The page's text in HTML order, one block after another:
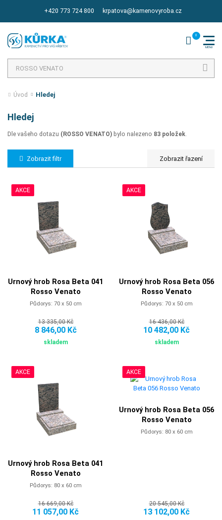
+420 773 724 800 krpatova@kamenovyroba.cz
Úvod Hledej
Hledej
Dle vašeho dotazu (ROSSO VENATO) bylo nalezeno 83 položek.
Zobrazit filtr
AKCE
Urnový hrob Rosa Beta 041
Rosso Venato
Půdorys: 70 x 50 cm
13 335,00 Kč
8 846,00 Kč
skladem
AKCE
Urnový hrob Rosa Beta 056
Rosso Venato
Půdorys: 70 x 50 cm
16 436,00 Kč
10 482,00 Kč
skladem
AKCE
Urnový hrob Rosa Beta 041
Rosso Venato
Půdorys: 80 x 60 cm
16 669,00 Kč
11 057,00 Kč
AKCE
Urnový hrob Rosa Beta 056
Rosso Venato
Půdorys: 80 x 60 cm
20 545,00 Kč
13 102,00 Kč